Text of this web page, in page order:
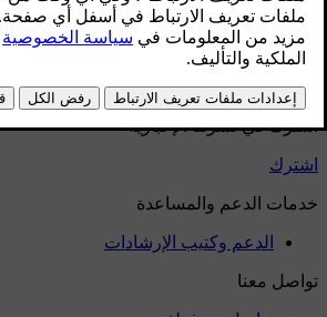
هل ساعد هذا؟
نعم لا